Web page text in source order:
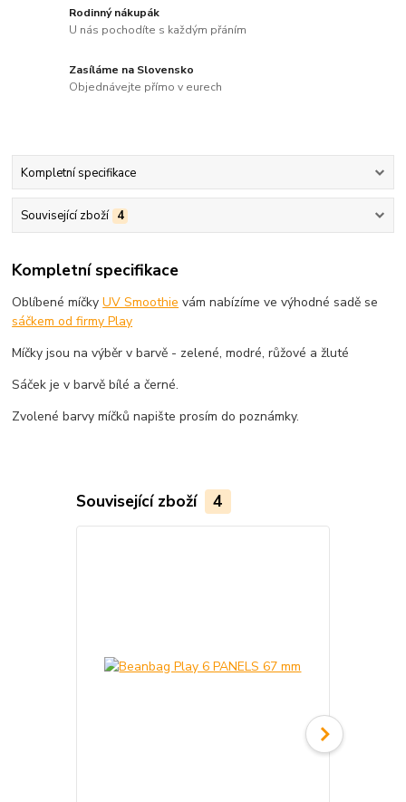
Rodinný nákupák
U nás pochodíte s každým přáním
Zasíláme na Slovensko
Objednávejte přímo v eurech
Kompletní specifikace
Související zboží 4
Kompletní specifikace
Oblíbené míčkyUV Smoothie vám nabízíme ve výhodné sadě se
sáčkem od firmy Play
Míčky jsou na výběr v barvě - zelené, modré, růžové a žluté
Sáček je v barvě bílé a černé.
Zvolené barvy míčků napište prosím do poznámky.
Související zboží 4